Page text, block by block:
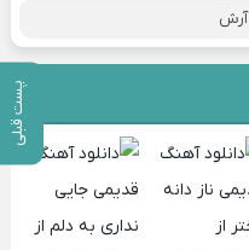
پست قبلی
آرش